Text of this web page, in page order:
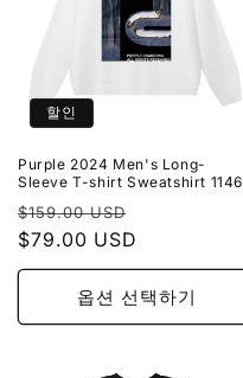
할인
Purple 2024 Men's Long-
Sleeve T-shirt Sweatshirt 1146
정
가
$159.00 USD
가
$79.00 USD
옵션 선택하기